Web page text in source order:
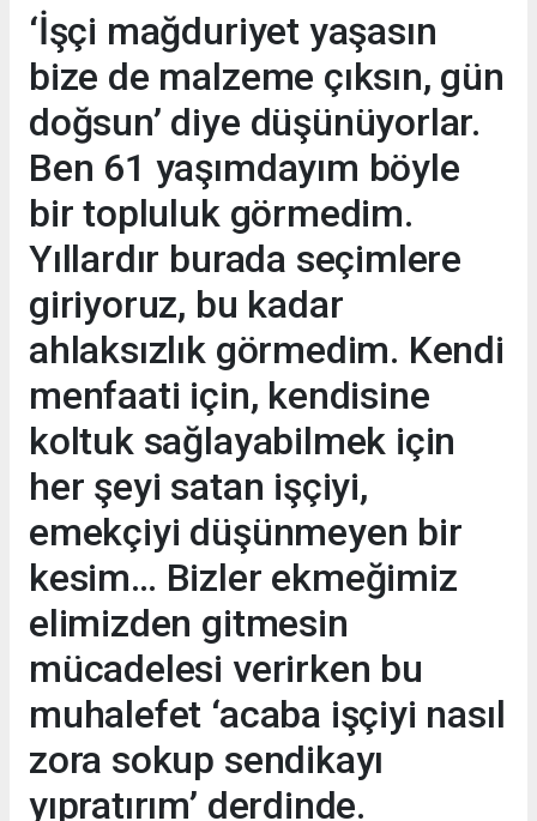
‘İşçi mağduriyet yaşasın
bize de malzeme çıksın, gün
doğsun’ diye düşünüyorlar.
Ben 61 yaşımdayım böyle
bir topluluk görmedim.
Yıllardır burada seçimlere
giriyoruz, bu kadar
ahlaksızlık görmedim. Kendi
menfaati için, kendisine
koltuk sağlayabilmek için
her şeyi satan işçiyi,
emekçiyi düşünmeyen bir
kesim… Bizler ekmeğimiz
elimizden gitmesin
mücadelesi verirken bu
muhalefet ‘acaba işçiyi nasıl
zora sokup sendikayı
yıpratırım’ derdinde.